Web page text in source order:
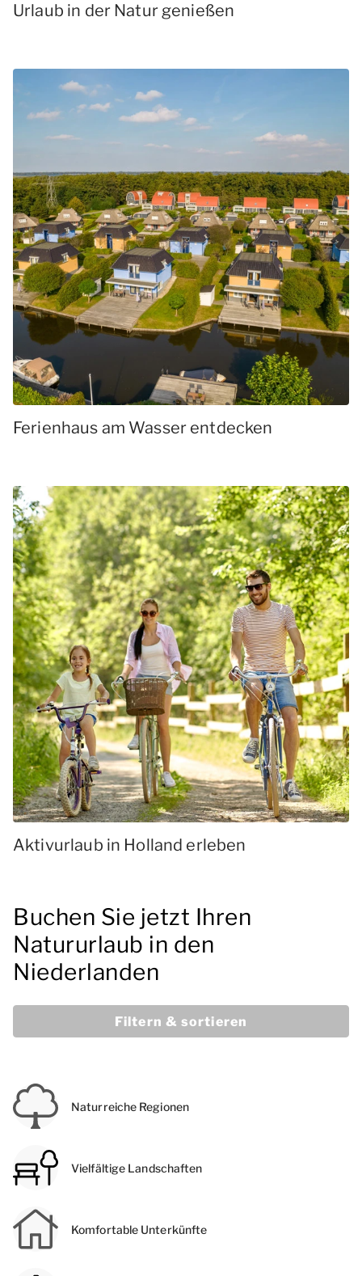
Urlaub in der Natur genießen
Ferienhaus am Wasser entdecken
Aktivurlaub in Holland erleben
Buchen Sie jetzt Ihren
Natururlaub in den
Niederlanden
Filtern & sortieren
Naturreiche Regionen
Vielfältige Landschaften
Komfortable Unterkünfte